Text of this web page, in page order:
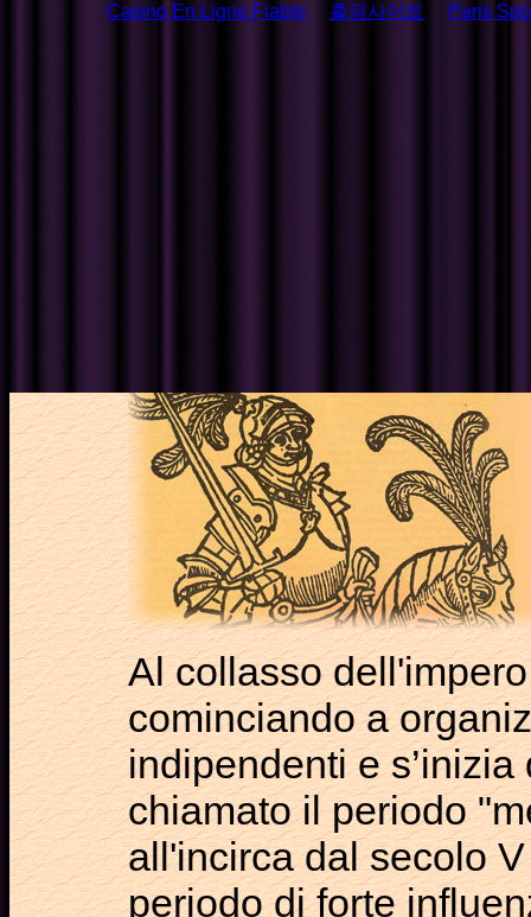
Casino En Ligne Fiable 홀덤사이트 Paris
Al collasso
cominciando a
indipendenti e
chiamato il periodo
all'incirca dal secolo
periodo di forte